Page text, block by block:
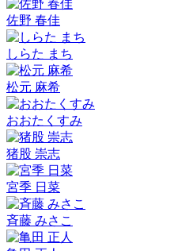
佐野 春佳
しらた まち
松元 麻希
おおたくすみ
猪股 崇志
宮季 日菜
斉藤 みさこ